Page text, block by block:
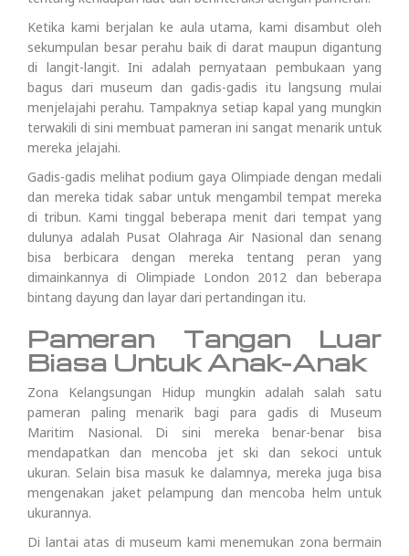
Ketika kami berjalan ke aula utama, kami disambut oleh
sekumpulan besar perahu baik di darat maupun digantung
di langit-langit. Ini adalah pernyataan pembukaan yang
bagus dari museum dan gadis-gadis itu langsung mulai
menjelajahi perahu. Tampaknya setiap kapal yang mungkin
terwakili di sini membuat pameran ini sangat menarik untuk
mereka jelajahi.
Gadis-gadis melihat podium gaya Olimpiade dengan medali
dan mereka tidak sabar untuk mengambil tempat mereka
di tribun. Kami tinggal beberapa menit dari tempat yang
dulunya adalah Pusat Olahraga Air Nasional dan senang
bisa berbicara dengan mereka tentang peran yang
dimainkannya di Olimpiade London 2012 dan beberapa
bintang dayung dan layar dari pertandingan itu.
Pameran Tangan Luar
Biasa Untuk Anak-Anak
Zona Kelangsungan Hidup mungkin adalah salah satu
pameran paling menarik bagi para gadis di Museum
Maritim Nasional. Di sini mereka benar-benar bisa
mendapatkan dan mencoba jet ski dan sekoci untuk
ukuran. Selain bisa masuk ke dalamnya, mereka juga bisa
mengenakan jaket pelampung dan mencoba helm untuk
ukurannya.
Di lantai atas di museum kami menemukan zona bermain